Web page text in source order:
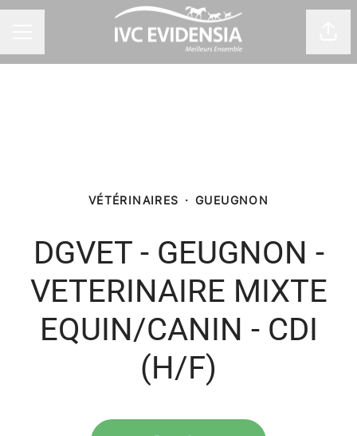
VÉTÉRINAIRES · GUEUGNON
DGVET - GEUGNON -
VETERINAIRE MIXTE
EQUIN/CANIN - CDI
(H/F)